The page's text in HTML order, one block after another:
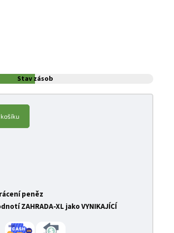
Stav zásob
peněz
ZAHRADA-XL jako VYNIKAJÍCÍ